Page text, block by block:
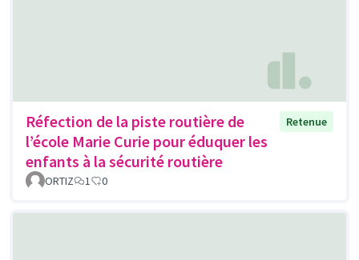
Réfection de la piste routière de
l’école Marie Curie pour éduquer les
enfants à la sécurité routière
Retenue
ORTIZ 1 0